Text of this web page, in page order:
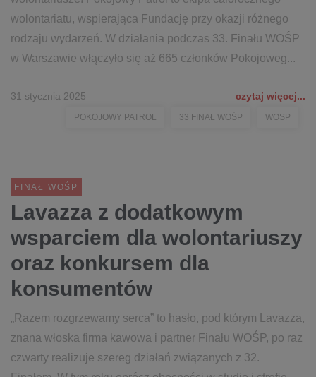
wolontariatu, wspierająca Fundację przy okazji różnego
rodzaju wydarzeń. W działania podczas 33. Finału WOŚP
w Warszawie włączyło się aż 665 członków Pokojoweg...
31 stycznia 2025 czytaj więcej...
POKOJOWY PATROL 33 FINAŁ WOŚP WOSP
FINAŁ WOŚP
Lavazza z dodatkowym
wsparciem dla wolontariuszy
oraz konkursem dla
konsumentów
„Razem rozgrzewamy serca” to hasło, pod którym Lavazza,
znana włoska firma kawowa i partner Finału WOŚP, po raz
czwarty realizuje szereg działań związanych z 32.